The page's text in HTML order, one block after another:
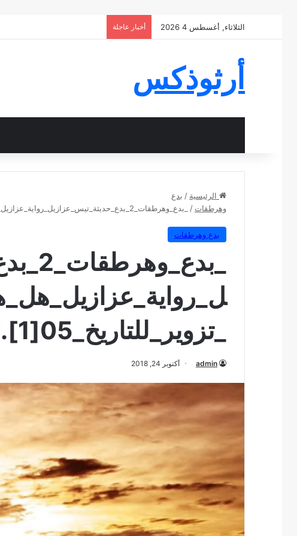
الثلاثاء, أغسطس 4 2026 أخبار عاجلة
أرثوذكس
الرئيسية / بدع
وهرطقات / _بدع_وهرطقات_2_بدع_حديثة_تيس_عزازيل_رواية_عزازيل_هل_هي_جهل_بالتاريخ_أم_تزوير_للتاريخ_05[1].html
بدع وهرطقات
_تزوير_للتاريخ_05[1].html
admin أكتوبر 24, 2018